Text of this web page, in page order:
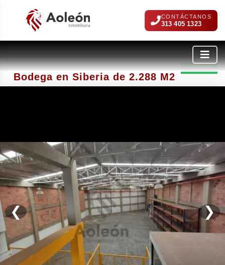
CONTÁCTANOS
313 405 1323
Disponible
Bodega en Siberia de 2.288 M2
❮ ❯